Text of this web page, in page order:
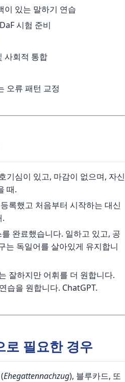
이 있는 말하기 연습
시험 준비
사회적 통합
오류 패턴 교정
기심이 있고, 마감이 없으며, 자신
때.
록했고 처음부터 시작하는 대신
.
완료했습니다. 일하고 있고, 공
는 독일어를 살아있게 유지합니
잘하지만 어휘를 더 원합니다.
습을 원합니다. ChatGPT.
로 필요한 경우
Ehegattennachzug), 블루카드, 또